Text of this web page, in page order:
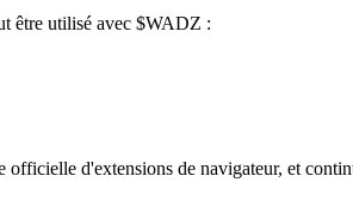
être utilisé avec $WADZ :
d'extensions de navigateur, et